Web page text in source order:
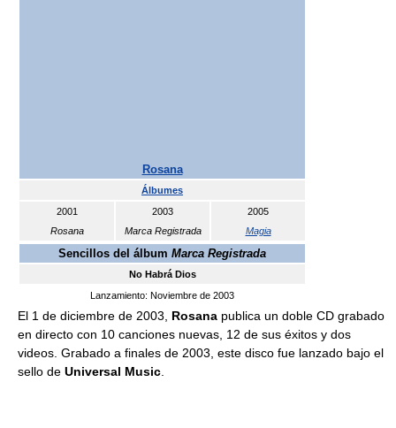
Rosana
Álbumes
2001
Rosana
2003
Marca Registrada
2005
Magia
Sencillos del álbum Marca Registrada
No Habrá Dios
Lanzamiento: Noviembre de 2003
El 1 de diciembre de 2003, Rosana publica un doble CD grabado
en directo con 10 canciones nuevas, 12 de sus éxitos y dos
videos. Grabado a finales de 2003, este disco fue lanzado bajo el
sello de Universal Music